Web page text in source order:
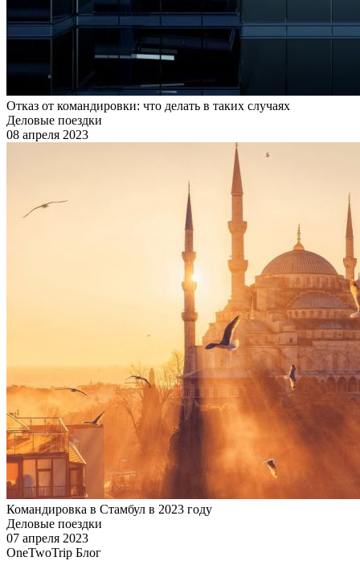
Отказ от командировки: что делать в таких случаях
Деловые поездки
08 апреля 2023
Командировка в Стамбул в 2023 году
Деловые поездки
07 апреля 2023
OneTwoTrip Блог